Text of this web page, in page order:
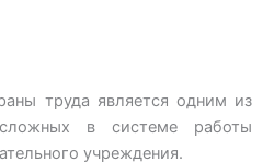
труда является одним из
в системе работы
учреждения.